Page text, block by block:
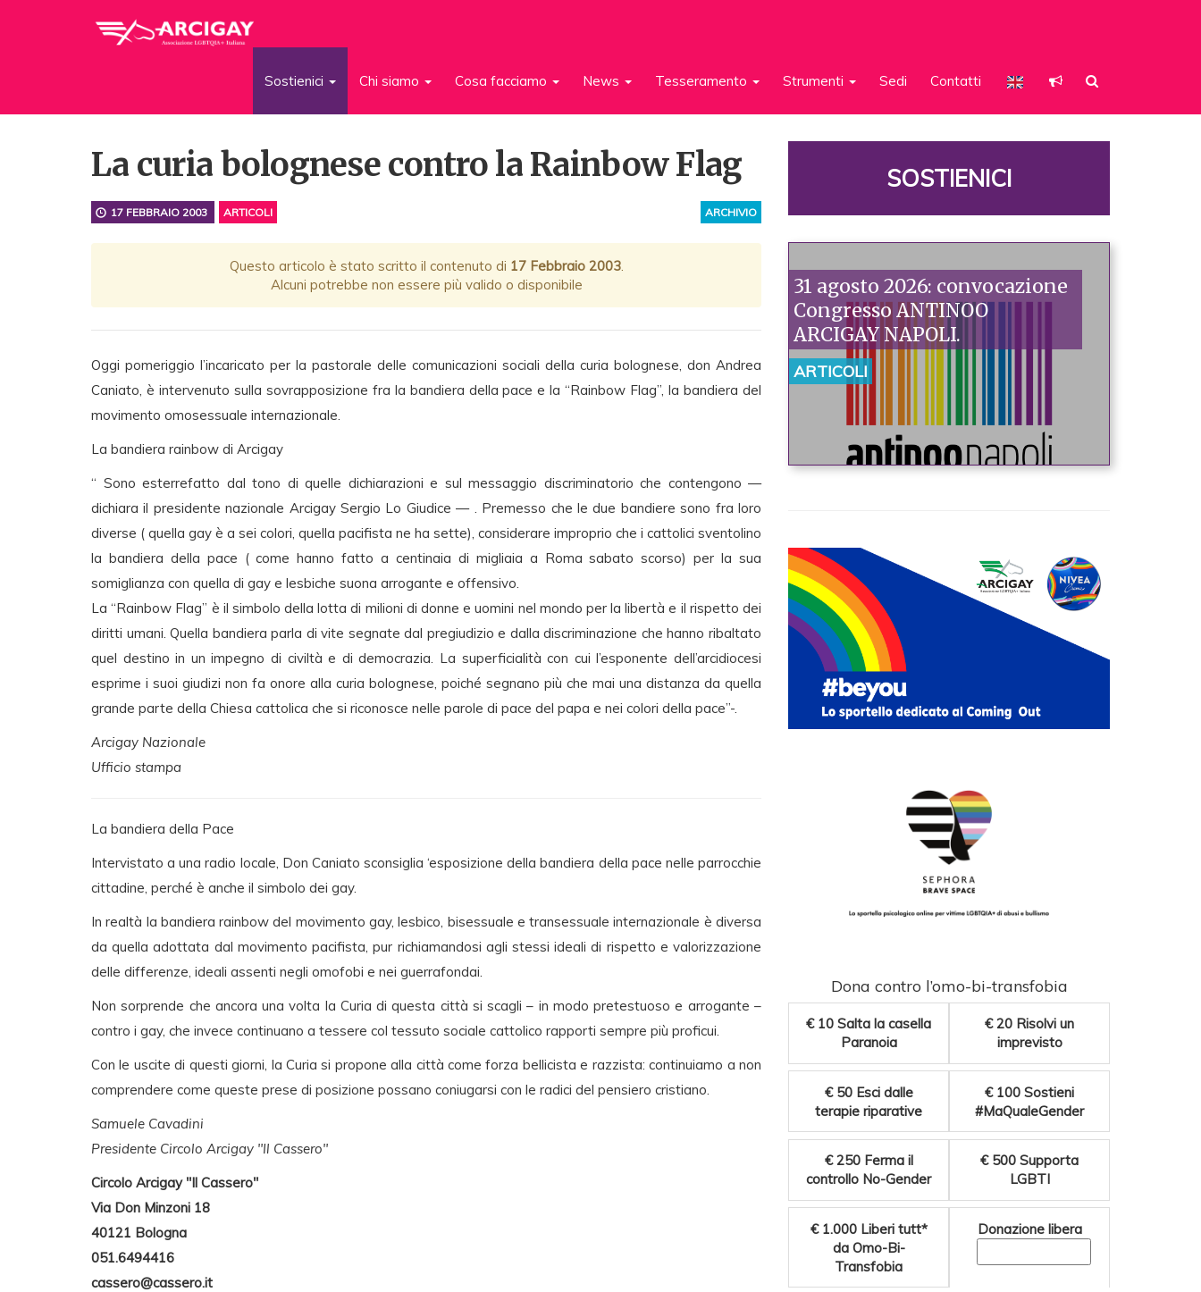
Sostienici Chi siamo Cosa facciamo News Tesseramento Strumenti Sedi Contatti
La curia bolognese contro la Rainbow Flag
ARCHIVIO
17 FEBBRAIO 2003 ARTICOLI
Questo articolo è stato scritto il contenuto di 17 Febbraio 2003.
Alcuni potrebbe non essere più valido o disponibile
Oggi pomeriggio l’incaricato per la pastorale delle comunicazioni sociali della curia bolognese, don Andrea
Caniato, è intervenuto sulla sovrapposizione fra la bandiera della pace e la “Rainbow Flag”, la bandiera del
movimento omosessuale internazionale.
La bandiera rainbow di Arcigay
“ Sono esterrefatto dal tono di quelle dichiarazioni e sul messaggio discriminatorio che contengono —
dichiara il presidente nazionale Arcigay Sergio Lo Giudice — . Premesso che le due bandiere sono fra loro
diverse ( quella gay è a sei colori, quella pacifista ne ha sette), considerare improprio che i cattolici sventolino
la bandiera della pace ( come hanno fatto a centinaia di migliaia a Roma sabato scorso) per la sua
somiglianza con quella di gay e lesbiche suona arrogante e offensivo.
La “Rainbow Flag” è il simbolo della lotta di milioni di donne e uomini nel mondo per la libertà e il rispetto dei
diritti umani. Quella bandiera parla di vite segnate dal pregiudizio e dalla discriminazione che hanno ribaltato
quel destino in un impegno di civiltà e di democrazia. La superficialità con cui l’esponente dell’arcidiocesi
esprime i suoi giudizi non fa onore alla curia bolognese, poiché segnano più che mai una distanza da quella
grande parte della Chiesa cattolica che si riconosce nelle parole di pace del papa e nei colori della pace”-.
Arcigay Nazionale
Ufficio stampa
La bandiera della Pace
Intervistato a una radio locale, Don Caniato sconsiglia ‘esposizione della bandiera della pace nelle parrocchie
cittadine, perché è anche il simbolo dei gay.
In realtà la bandiera rainbow del movimento gay, lesbico, bisessuale e transessuale internazionale è diversa
da quella adottata dal movimento pacifista, pur richiamandosi agli stessi ideali di rispetto e valorizzazione
delle differenze, ideali assenti negli omofobi e nei guerrafondai.
Non sorprende che ancora una volta la Curia di questa città si scagli – in modo pretestuoso e arrogante –
contro i gay, che invece continuano a tessere col tessuto sociale cattolico rapporti sempre più proficui.
Con le uscite di questi giorni, la Curia si propone alla città come forza bellicista e razzista: continuiamo a non
comprendere come queste prese di posizione possano coniugarsi con le radici del pensiero cristiano.
Samuele Cavadini
Presidente Circolo Arcigay "Il Cassero"
Circolo Arcigay "Il Cassero"
Via Don Minzoni 18
40121 Bologna
051.6494416
cassero@cassero.it
SOSTIENICI
31 agosto 2026: convocazione
Congresso ANTINOO
ARCIGAY NAPOLI.
ARTICOLI
Dona contro l’omo-bi-transfobia
€ 10 Salta la casella
Paranoia
€ 20 Risolvi un
imprevisto
€ 50 Esci dalle
terapie riparative
€ 100 Sostieni
#MaQualeGender
€ 250 Ferma il
controllo No-Gender
€ 500 Supporta
LGBTI
€ 1.000 Liberi tutt*
da Omo-Bi-
Transfobia
Donazione libera